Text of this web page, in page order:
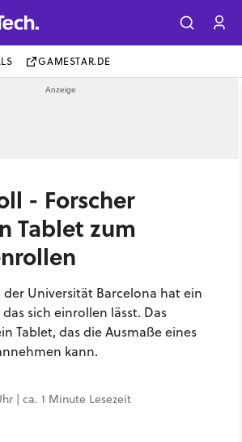
GAMESTAR.DE
- Forscher
Tablet zum
der Universität Barcelona hat ein
sich einrollen lässt. Das
Tablet, das die Ausmaße eines
kann.
| ca. 1 Minute Lesezeit